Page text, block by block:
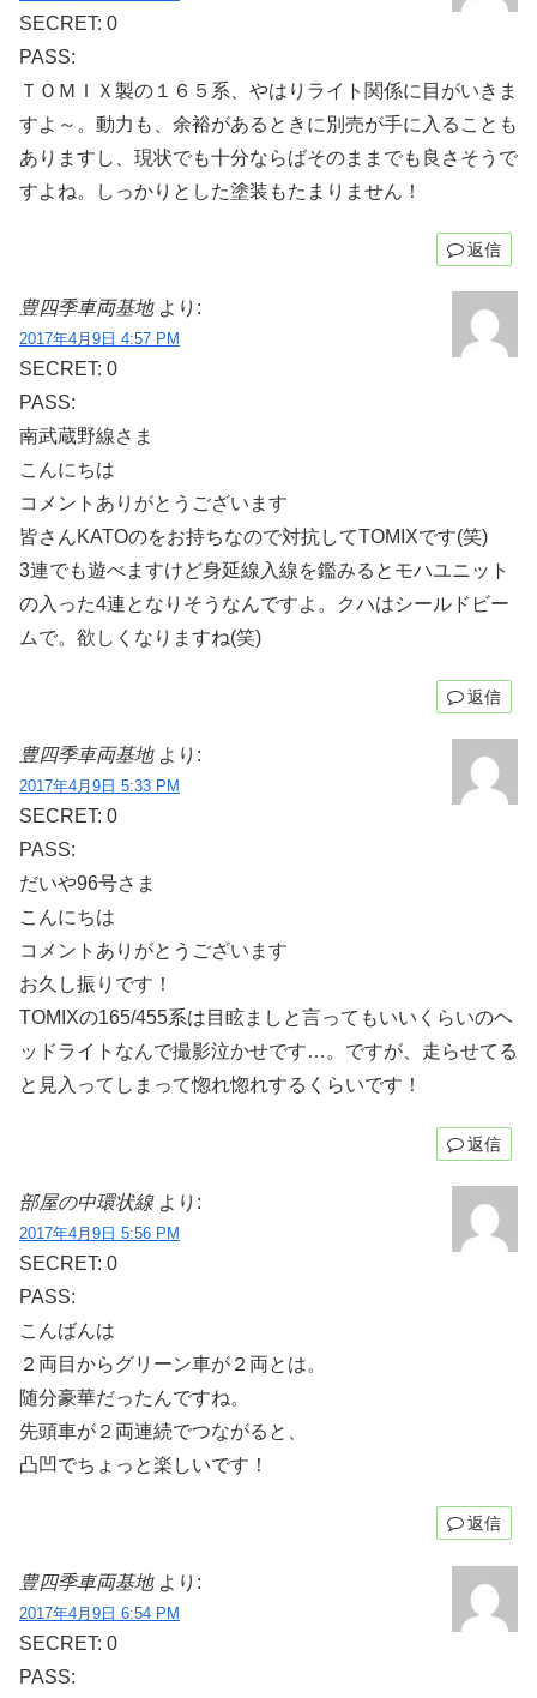
SECRET: 0
PASS:
ＴＯＭＩＸ製の１６５系、やはりライト関係に目がいきま
すよ～。動力も、余裕があるときに別売が手に入ることも
ありますし、現状でも十分ならばそのままでも良さそうで
すよね。しっかりとした塗装もたまりません！
返信
豊四季車両基地 より:
2017年4月9日 4:57 PM
SECRET: 0
PASS:
南武蔵野線さま
こんにちは
コメントありがとうございます
皆さんKATOのをお持ちなので対抗してTOMIXです(笑)
3連でも遊べますけど身延線入線を鑑みるとモハユニット
の入った4連となりそうなんですよ。クハはシールドビー
ムで。欲しくなりますね(笑)
返信
豊四季車両基地 より:
2017年4月9日 5:33 PM
SECRET: 0
PASS:
だいや96号さま
こんにちは
コメントありがとうございます
お久し振りです！
TOMIXの165/455系は目眩ましと言ってもいいくらいのヘ
ッドライトなんで撮影泣かせです…。ですが、走らせてる
と見入ってしまって惚れ惚れするくらいです！
返信
部屋の中環状線 より:
2017年4月9日 5:56 PM
SECRET: 0
PASS:
こんばんは
２両目からグリーン車が２両とは。
随分豪華だったんですね。
先頭車が２両連続でつながると、
凸凹でちょっと楽しいです！
返信
豊四季車両基地 より:
2017年4月9日 6:54 PM
SECRET: 0
PASS: